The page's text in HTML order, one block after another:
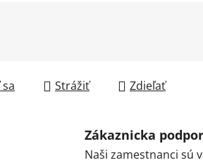
Strážiť Zdieľať
Zákaznicka
Naši zamestnanci sú